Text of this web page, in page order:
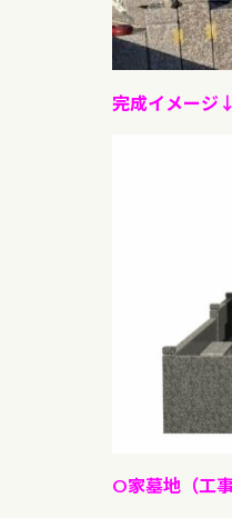
完成イメージ↓
O家墓地（工